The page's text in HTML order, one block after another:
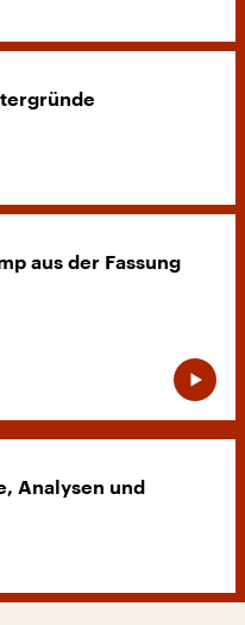
aus der Fassung
Analysen und